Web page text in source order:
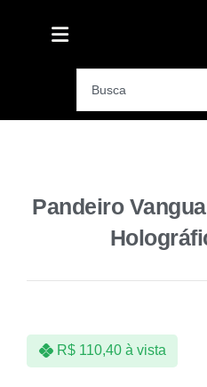
Pandeiro
R$110,40 à vista